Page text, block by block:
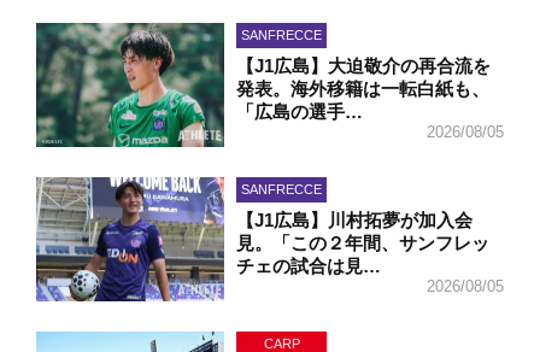
SANFRECCE
【J1広島】大迫敬介の再合流を
発表。海外移籍は一転白紙も、
「広島の選手…
2026/08/05
SANFRECCE
【J1広島】川村拓夢が加入会
見。「この２年間、サンフレッ
チェの試合は見…
2026/08/05
CARP